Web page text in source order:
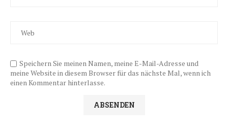
Speichern Sie meinen Namen, meine E-Mail-Adresse und
meine Website in diesem Browser für das nächste Mal, wenn ich
einen Kommentar hinterlasse.